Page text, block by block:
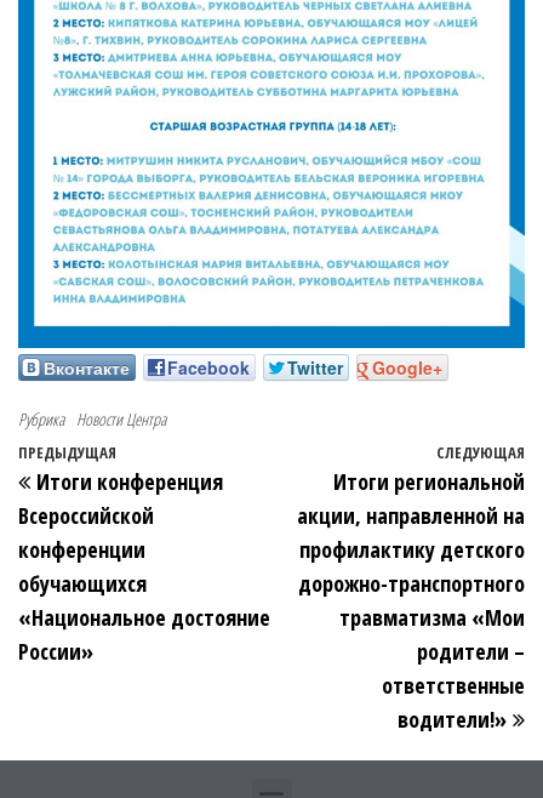
Вконтакте Facebook Twitter Google+
Рубрика Новости Центра
ПРЕДЫДУЩАЯ
Итоги конференция
Всероссийской
конференции
обучающихся
«Национальное достояние
России»
СЛЕДУЮЩАЯ
Итоги региональной
акции, направленной на
профилактику детского
дорожно-транспортного
травматизма «Мои
родители –
ответственные
водители!»